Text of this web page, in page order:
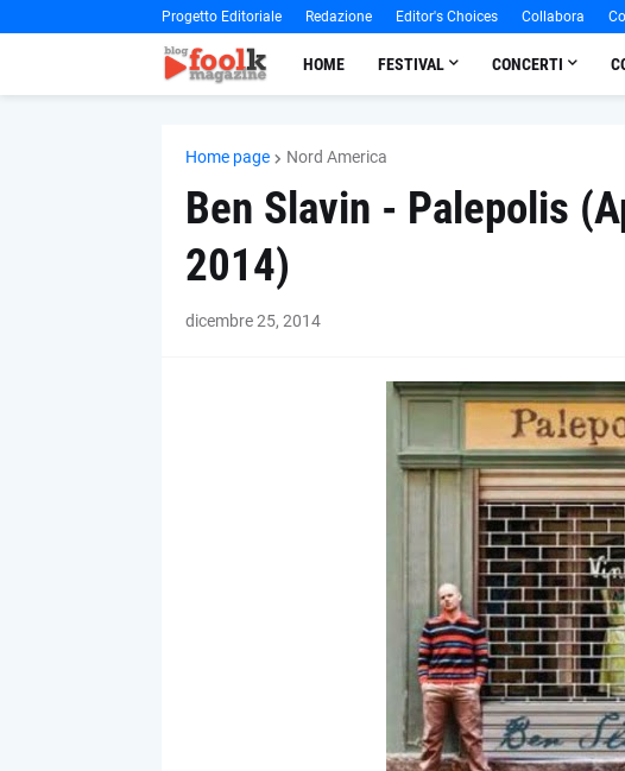
Progetto Editoriale Redazione Editor's Choices Collabora
HOME FESTIVAL CONCERTI
Home page Nord America
Ben Slavin - Palepolis
2014)
dicembre 25, 2014